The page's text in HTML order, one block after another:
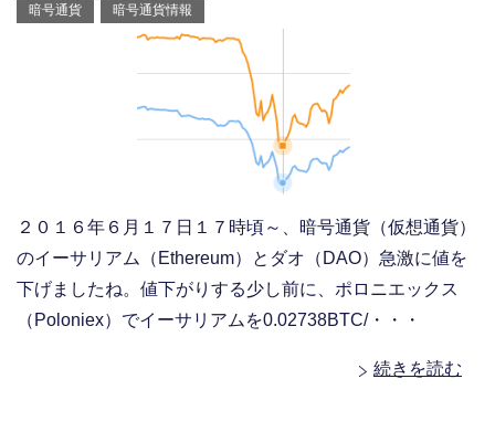
暗号通貨 暗号通貨情報
２０１６年６月１７日１７時頃～、暗号通貨（仮想通貨）
のイーサリアム（Ethereum）とダオ（DAO）急激に値を
下げましたね。値下がりする少し前に、ポロニエックス
（Poloniex）でイーサリアムを0.02738BTC/・・・
続きを読む